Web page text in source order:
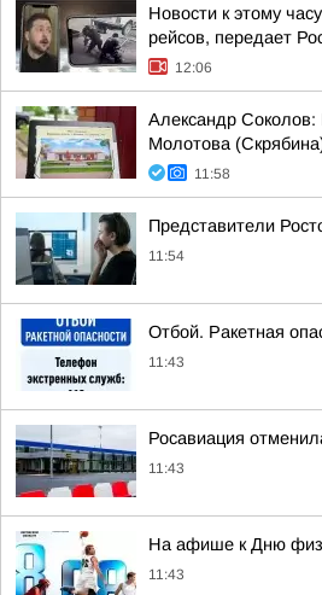
Новости к этому
рейсов, передает
12:06
Александр
Молотова
11:58
Представители
11:54
Отбой. Ракетная
11:43
Росавиация
11:43
На афише к Дню
11:43